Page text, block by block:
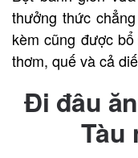
thưởng thức
kèm cũng được
thơm, quế và cả
Đi đâu
Tàu